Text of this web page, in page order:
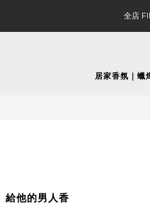
全店
居家香氛｜蠟
給他的男人香